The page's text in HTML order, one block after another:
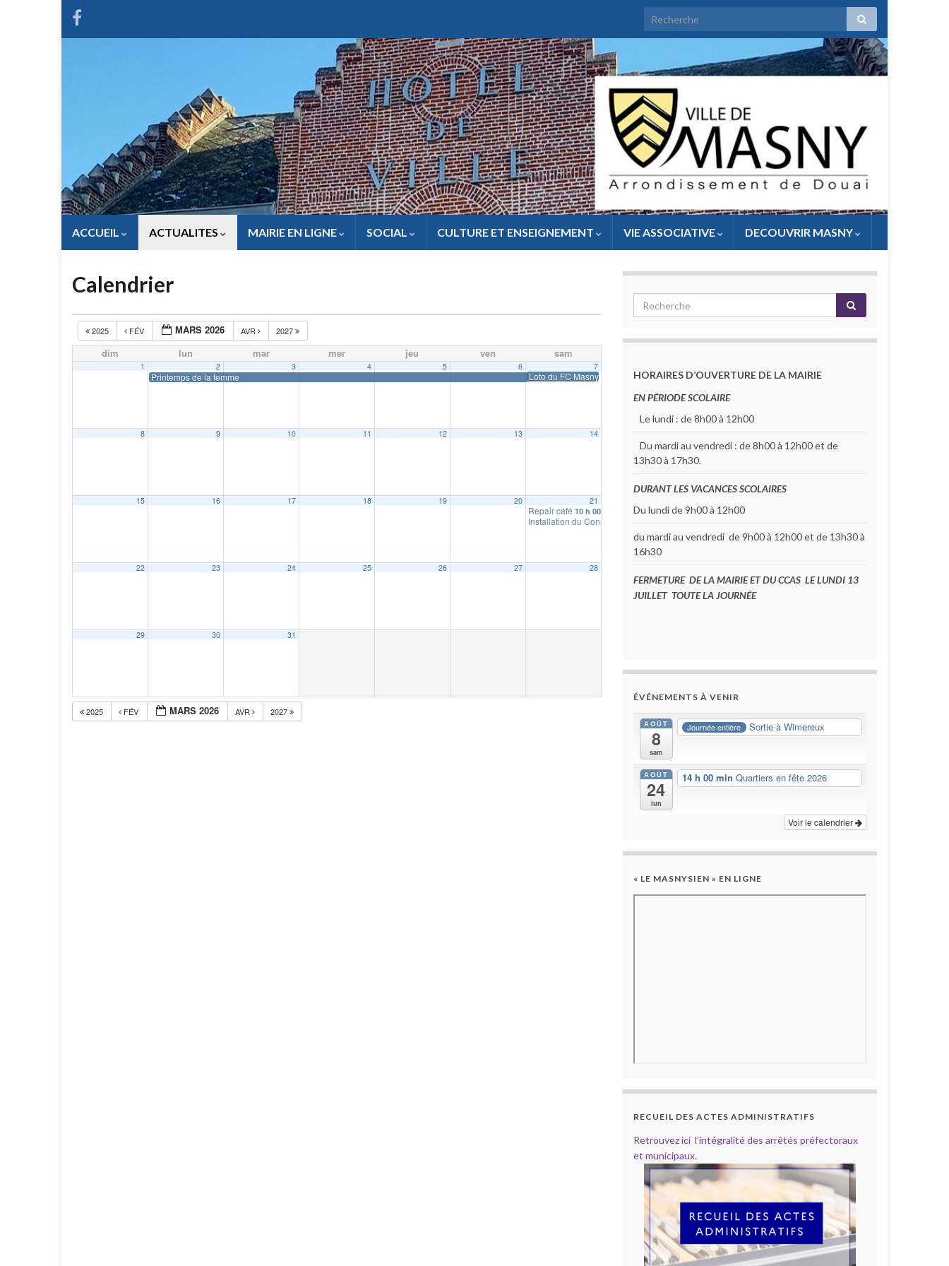
ACCUEIL ACTUALITES MAIRIE EN LIGNE SOCIAL CULTURE ET ENSEIGNEMENT VIE ASSOCIATIVE DECOUVRIR MASNY
Calendrier
2025 FÉV MARS 2026 AVR 2027
dim lun mar mer jeu ven sam
1 2
Printemps de la femme
3 4 5 6 7
Loto du FC Masny
8 9 10 11 12 13 14
15 16 17 18 19 20 21
Repair café 10 h 00 min
Installation du Conseil Municipal
22 23 24 25 26 27 28
29 30 31
2025 FÉV MARS 2026 AVR 2027
HORAIRES D’OUVERTURE DE LA MAIRIE
EN PÉRIODE SCOLAIRE
Le lundi : de 8h00 à 12h00
Du mardi au vendredi : de 8h00 à 12h00 et de
13h30 à 17h30.
DURANT LES VACANCES SCOLAIRES
Du lundi de 9h00 à 12h00
du mardi au vendredi de 9h00 à 12h00 et de 13h30 à
16h30
FERMETURE DE LA MAIRIE ET DU CCAS LE LUNDI 13
JUILLET TOUTE LA JOURNÉE
ÉVÉNEMENTS À VENIR
AOÛT
8
sam
Journée entière Sortie à Wimereux
AOÛT
24
lun
14 h 00 min Quartiers en fête 2026
Voir le calendrier
« LE MASNYSIEN » EN LIGNE
RECUEIL DES ACTES ADMINISTRATIFS
Retrouvez ici l’intégralité des arrêtés préfectoraux
et municipaux.